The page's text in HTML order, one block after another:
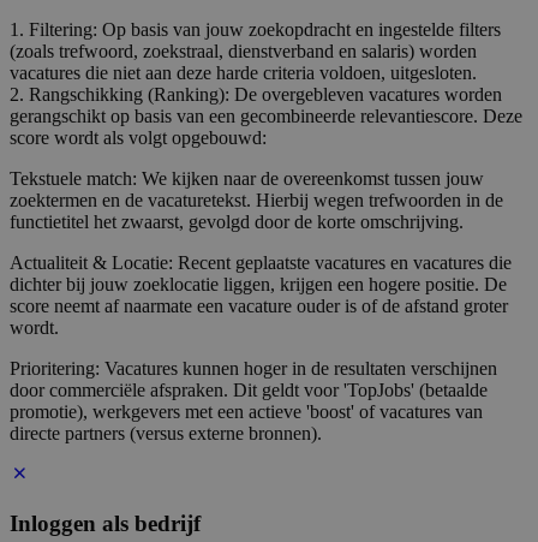
1. Filtering: Op basis van jouw zoekopdracht en ingestelde filters
(zoals trefwoord, zoekstraal, dienstverband en salaris) worden
vacatures die niet aan deze harde criteria voldoen, uitgesloten.
2. Rangschikking (Ranking): De overgebleven vacatures worden
gerangschikt op basis van een gecombineerde relevantiescore. Deze
score wordt als volgt opgebouwd:
Tekstuele match: We kijken naar de overeenkomst tussen jouw
zoektermen en de vacaturetekst. Hierbij wegen trefwoorden in de
functietitel het zwaarst, gevolgd door de korte omschrijving.
Actualiteit & Locatie: Recent geplaatste vacatures en vacatures die
dichter bij jouw zoeklocatie liggen, krijgen een hogere positie. De
score neemt af naarmate een vacature ouder is of de afstand groter
wordt.
Prioritering: Vacatures kunnen hoger in de resultaten verschijnen
door commerciële afspraken. Dit geldt voor 'TopJobs' (betaalde
promotie), werkgevers met een actieve 'boost' of vacatures van
directe partners (versus externe bronnen).
Inloggen als bedrijf